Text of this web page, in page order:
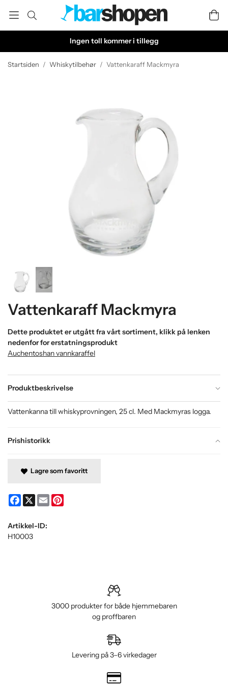
Ingen toll kommer i tillegg
Startsiden / Whiskytilbehør / Vattenkaraff Mackmyra
Vattenkaraff Mackmyra
Dette produktet er utgått fra vårt sortiment, klikk på lenken
nedenfor for erstatningsprodukt
Auchentoshan vannkaraffel
Produktbeskrivelse
Prishistorikk
Vattenkanna till whiskyprovningen, 25 cl. Med Mackmyras logga.
Lagre som favoritt
Facebook
X Email
Artikkel-ID:
H10003
3000 produkter for både hjemmebaren
og proffbaren
Levering på 3–6 virkedager